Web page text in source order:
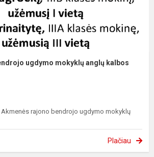
ugdymo mokyklų anglų kalbos
rajono bendrojo ugdymo mokyklų
Plačiau